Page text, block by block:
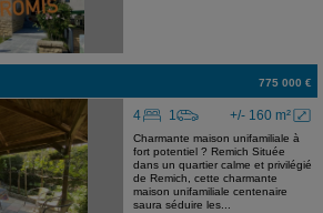
775 000 €
+/- 160 m²
4 1
Charmante maison unifamiliale à
fort potentiel ? Remich Située
dans un quartier calme et privilégié
de Remich, cette charmante
maison unifamiliale centenaire
saura séduire les...